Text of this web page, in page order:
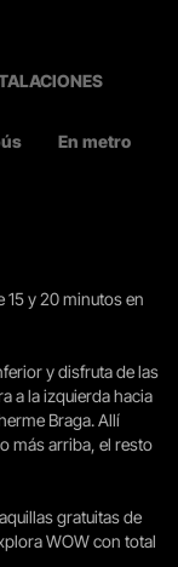
En metro
15 y 20 minutos en
y disfruta de las
a la izquierda hacia
Braga. Allí
más arriba, el resto
gratuitas de
WOW con total